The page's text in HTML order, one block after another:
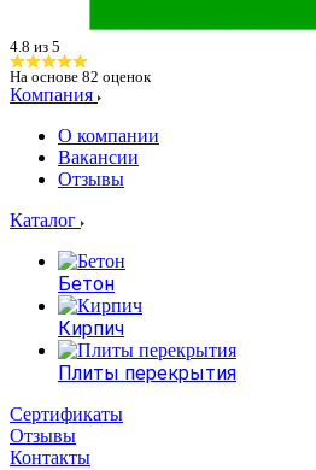
4.8 из 5
На основе 82 оценок
Компания
О компании
Вакансии
Отзывы
Каталог
Бетон
Кирпич
Плиты перекрытия
Сертификаты
Отзывы
Контакты